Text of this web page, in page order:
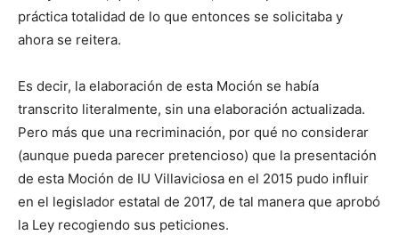
práctica totalidad de lo que entonces se solicitaba y
ahora se reitera.
Es decir, la elaboración de esta Moción se había
transcrito literalmente, sin una elaboración actualizada.
Pero más que una recriminación, por qué no considerar
(aunque pueda parecer pretencioso) que la presentación
de esta Moción de IU Villaviciosa en el 2015 pudo influir
en el legislador estatal de 2017, de tal manera que aprobó
la Ley recogiendo sus peticiones.